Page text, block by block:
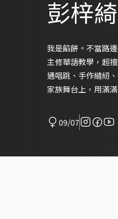
彭梓綺
我是餡餅。不當路
主修華語教學，超
通唱跳、手作縫紉
家族舞台上，用滿
09/07